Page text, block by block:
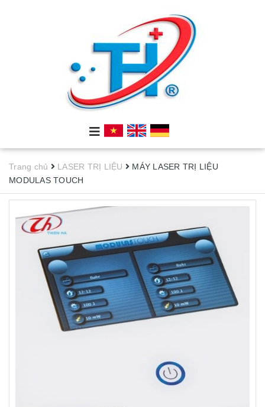
Trang chủ LASER TRỊ LIỆU
MÁY LASER TRỊ LIỆU
MODULAS TOUCH